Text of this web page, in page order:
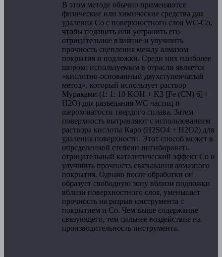
В этом методе обычно применяются
физические или химические средства для
удаления Co с поверхностного слоя WC-Co,
чтобы подавить или устранить его
отрицательное влияние и улучшить
прочность сцепления между алмазом
покрытия и подложки. Среди них наиболее
широко используемым в отрасли является
«кислотно-основанный двухступенчатый
метод», который использует раствор
Мураками (1: 1: 10 KOH + K3 [Fe (CN) 6] +
H2O) для разъедания WC частиц и
шероховатости твердого сплава. Затем
поверхность вытравляют с использованием
раствора кислоты Каро (H2SO4 + H2O2) для
удаления поверхности. Этот способ может в
определенной степени ингибировать
отрицательный каталитический эффект Со и
улучшить прочность связывания алмазного
покрытия. Однако после обработки он
образует свободную зону вблизи подложки
вблизи поверхностного слоя, уменьшает
прочность на разрыв инструмента с
покрытием и Co. Чем выше содержание
связующего, тем сильнее воздействие на
производительность инструмента.